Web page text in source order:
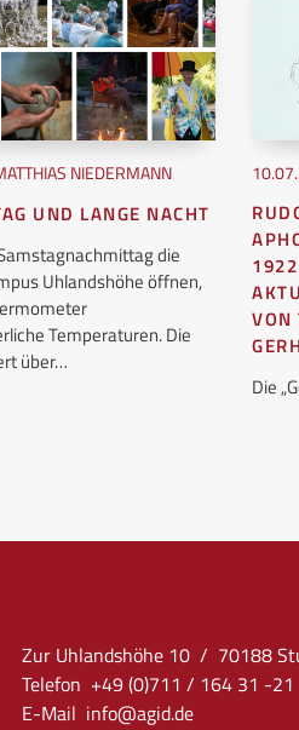
NIEDERMANN
UND LANGE NACHT
die
Uhlandshöhe öffnen,
Temperaturen. Die
über…
VON
Die
Zur Uhlandshöhe 10 / 70188
Telefon +49 (0)711 / 164 31 -21
E-Mail info@agid.de